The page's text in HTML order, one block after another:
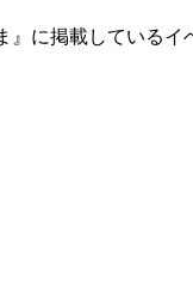
に掲載しているイ